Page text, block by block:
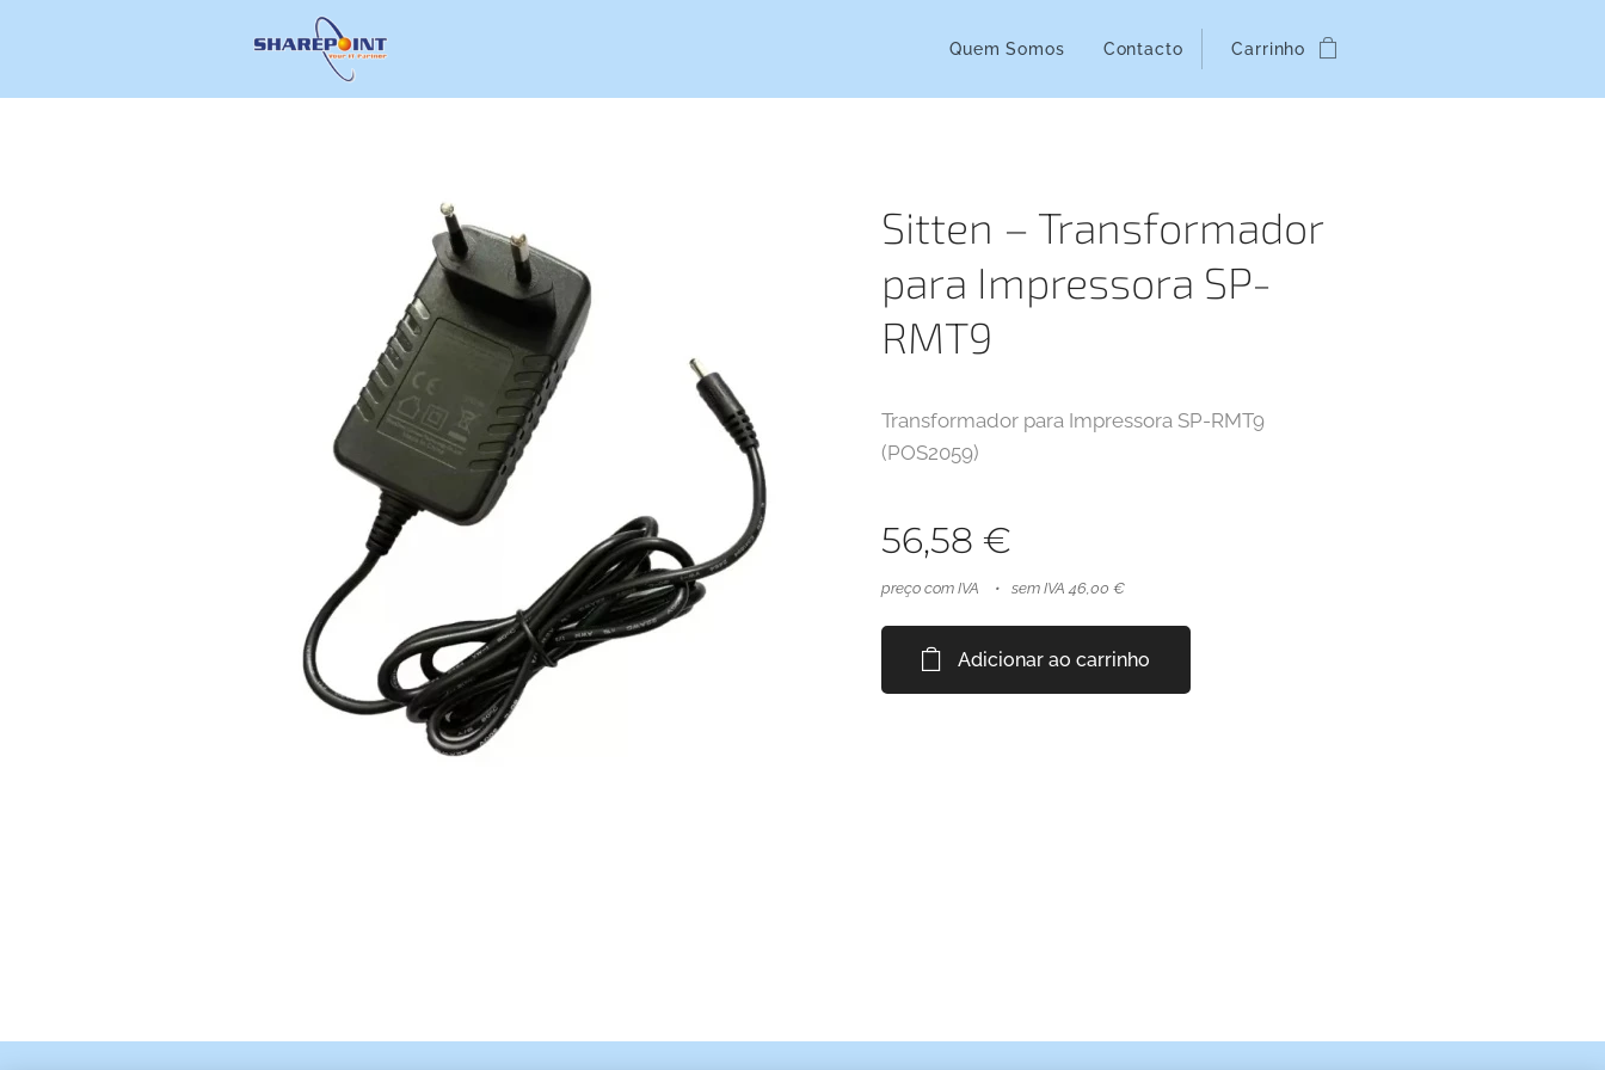
Quem Somos Contacto Carrinho
Sitten – Transformador
para Impressora SP-
RMT9
Transformador para Impressora SP-RMT9
(POS2059)
56,58 €
preço com IVA sem IVA 46,00 €
Adicionar ao carrinho